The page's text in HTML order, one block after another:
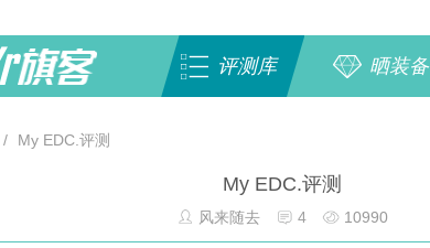
评测库 晒装备
/ My EDC.评测
My EDC.评测
风来随去 4 10990